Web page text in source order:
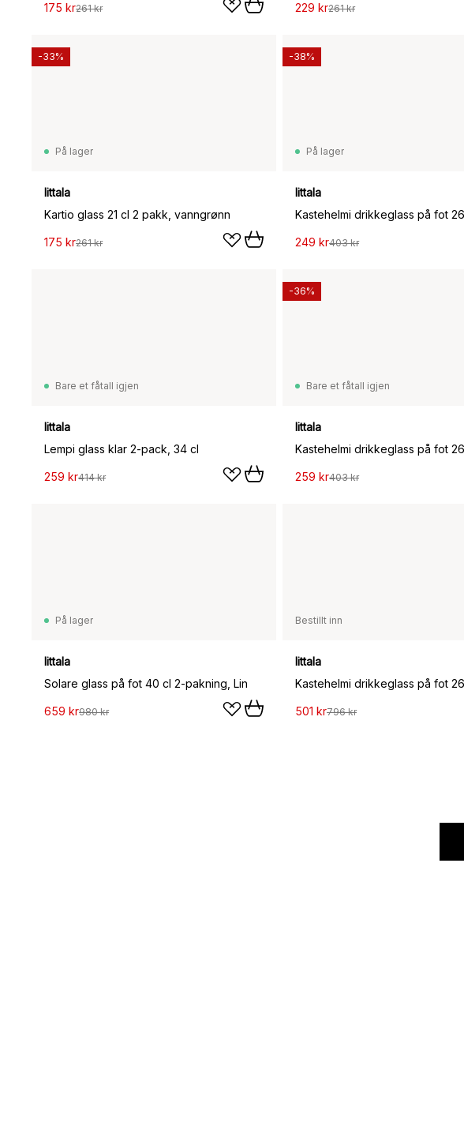
175 kr261 kr 229 kr261 kr
På lager
Iittala
Kartio glass 21 cl 2 pakk, vanngrønn
175 kr261 kr
-33%
På lager
Iittala
249 kr403 kr
-38%
Bare et fåtall igjen
Iittala
Lempi glass klar 2-pack, 34 cl
259 kr414 kr
Bare et fåtall igjen
Iittala
259 kr403 kr
-36%
På lager
Iittala
Solare glass på fot 40 cl 2-pakning, Lin
659 kr980 kr
Bestillt inn
Iittala
501 kr796 kr